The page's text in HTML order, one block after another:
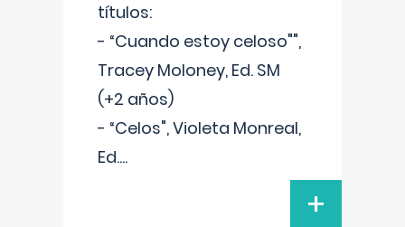
títulos:
- “Cuando estoy celoso"",
Tracey Moloney, Ed. SM
(+2 años)
- “Celos", Violeta Monreal,
Ed....
+